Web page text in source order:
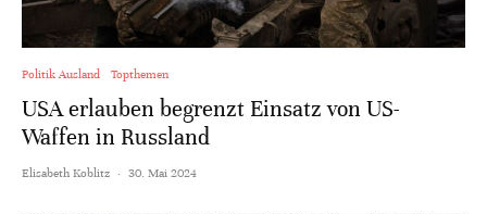
Politik Ausland Topthemen
USA erlauben begrenzt Einsatz von US-
Waffen in Russland
Elisabeth Koblitz · 30. Mai 2024